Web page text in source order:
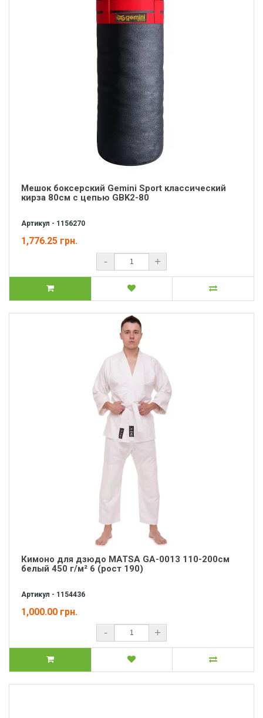
Мешок боксерский Gemini Sport классический
кирза 80см с цепью GBK2-80
Артикул - 1156270
1,776.25 грн.
- +
Кимоно для дзюдо MATSA GA-0013 110-200см
белый 450 г/м² 6 (рост 190)
Артикул - 1154436
1,000.00 грн.
- +